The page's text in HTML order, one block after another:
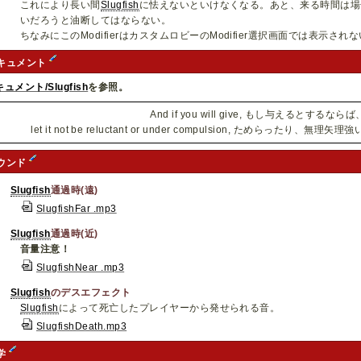
これにより長い間Slugfish に怯えないといけなくなる。あと、来る時間は
いだろうと油断してはならない。
ちなみにこのModifierはカスタムロビーのModifier選択画面では表示されな
ュメント
ュメント/Slugfishを参照。
And if you will give, もし与えるとするならば
let it not be reluctant or under compulsion, ためらったり、無理矢理強
ンド
Slugfish通過時(遠)
SlugfishFar .mp3
Slugfish通過時(近)
音量注意！
SlugfishNear .mp3
Slugfishのデスエフェクト
Slugfish によって死亡したプレイヤーから発せられる音。
SlugfishDeath.mp3